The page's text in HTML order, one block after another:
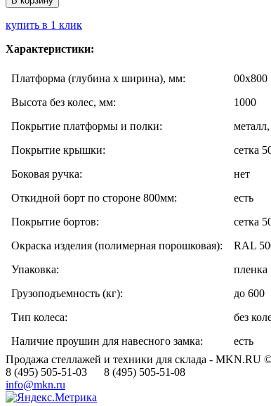
купить в 1 клик
Характеристики:
Платформа (глубина х ширина), мм:
00х800
Высота без колес, мм:
1000
Покрытие платформы и полки:
Покрытие крышки:
сетка
Боковая ручка:
нет
Откидной борт по стороне 800мм:
есть
Покрытие бортов:
сетка
Окраска изделия (полимерная порошковая):
RAL
Упаковка:
пленка
Грузоподъемность (кг):
до 600
Тип колеса:
без
Наличие проушин для навесного замка:
есть
Продажа стеллажей и техники для склада - MKN.RU
8 (495) 505-51-03 8 (495) 505-51-08
info@mkn.ru